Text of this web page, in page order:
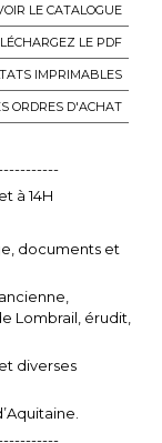
LE CATALOGUE
LE PDF
IMPRIMABLES
ORDRES D'ACHAT
à 14H
documents et
Lombrail, érudit,
diverses